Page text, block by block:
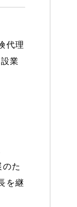
代理
業
た
を継